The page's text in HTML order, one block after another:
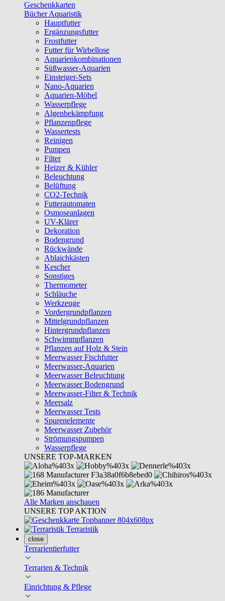
Geschenkkarten
Bücher Aquaristik
Hauptfutter
Ergänzungsfutter
Frostfutter
Futter für Wirbellose
Aquarienkombinationen
Süßwasser-Aquarien
Einsteiger-Sets
Nano-Aquarien
Aquarien-Möbel
Wasserpflege
Algenbekämpfung
Pflanzenpflege
Wassertests
Reinigen
Pumpen
Filter
Heizer & Kühler
Beleuchtung
Belüftung
CO2-Technik
Futterautomaten
Osmoseanlagen
UV-Klärer
Dekoration
Bodengrund
Rückwände
Ablaichkästen
Kescher
Sonstiges
Thermometer
Schläuche
Werkzeuge
Vordergrundpflanzen
Mittelgrundpflanzen
Hintergrundpflanzen
Schwimmpflanzen
Pflanzen auf Holz & Stein
Meerwasser Fischfutter
Meerwasser-Aquarien
Meerwasser Beleuchtung
Meerwasser Bodengrund
Meerwasser-Filter & Technik
Meersalz
Meerwasser Tests
Spurenelemente
Meerwasser Zubehör
Strömungspumpen
Wasserpflege
UNSERE TOP-MARKEN
Alle Marken anschauen
UNSERE TOP AKTION
Terraristik
close
Terrarientierfutter
Terrarien & Technik
Einrichtung & Pflege